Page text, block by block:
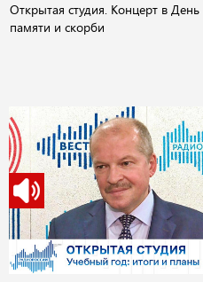
Открытая студия. Концерт в День
памяти и скорби